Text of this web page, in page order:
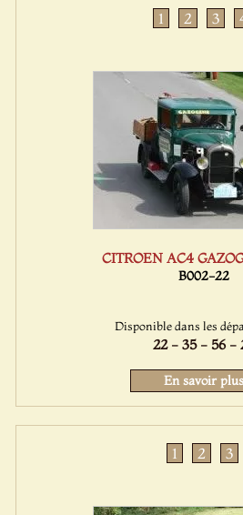
1 2 3
CITROEN AC4
B002-22
Disponible dans les
22 - 35 - 56 -
En savoir plus
1 2 3